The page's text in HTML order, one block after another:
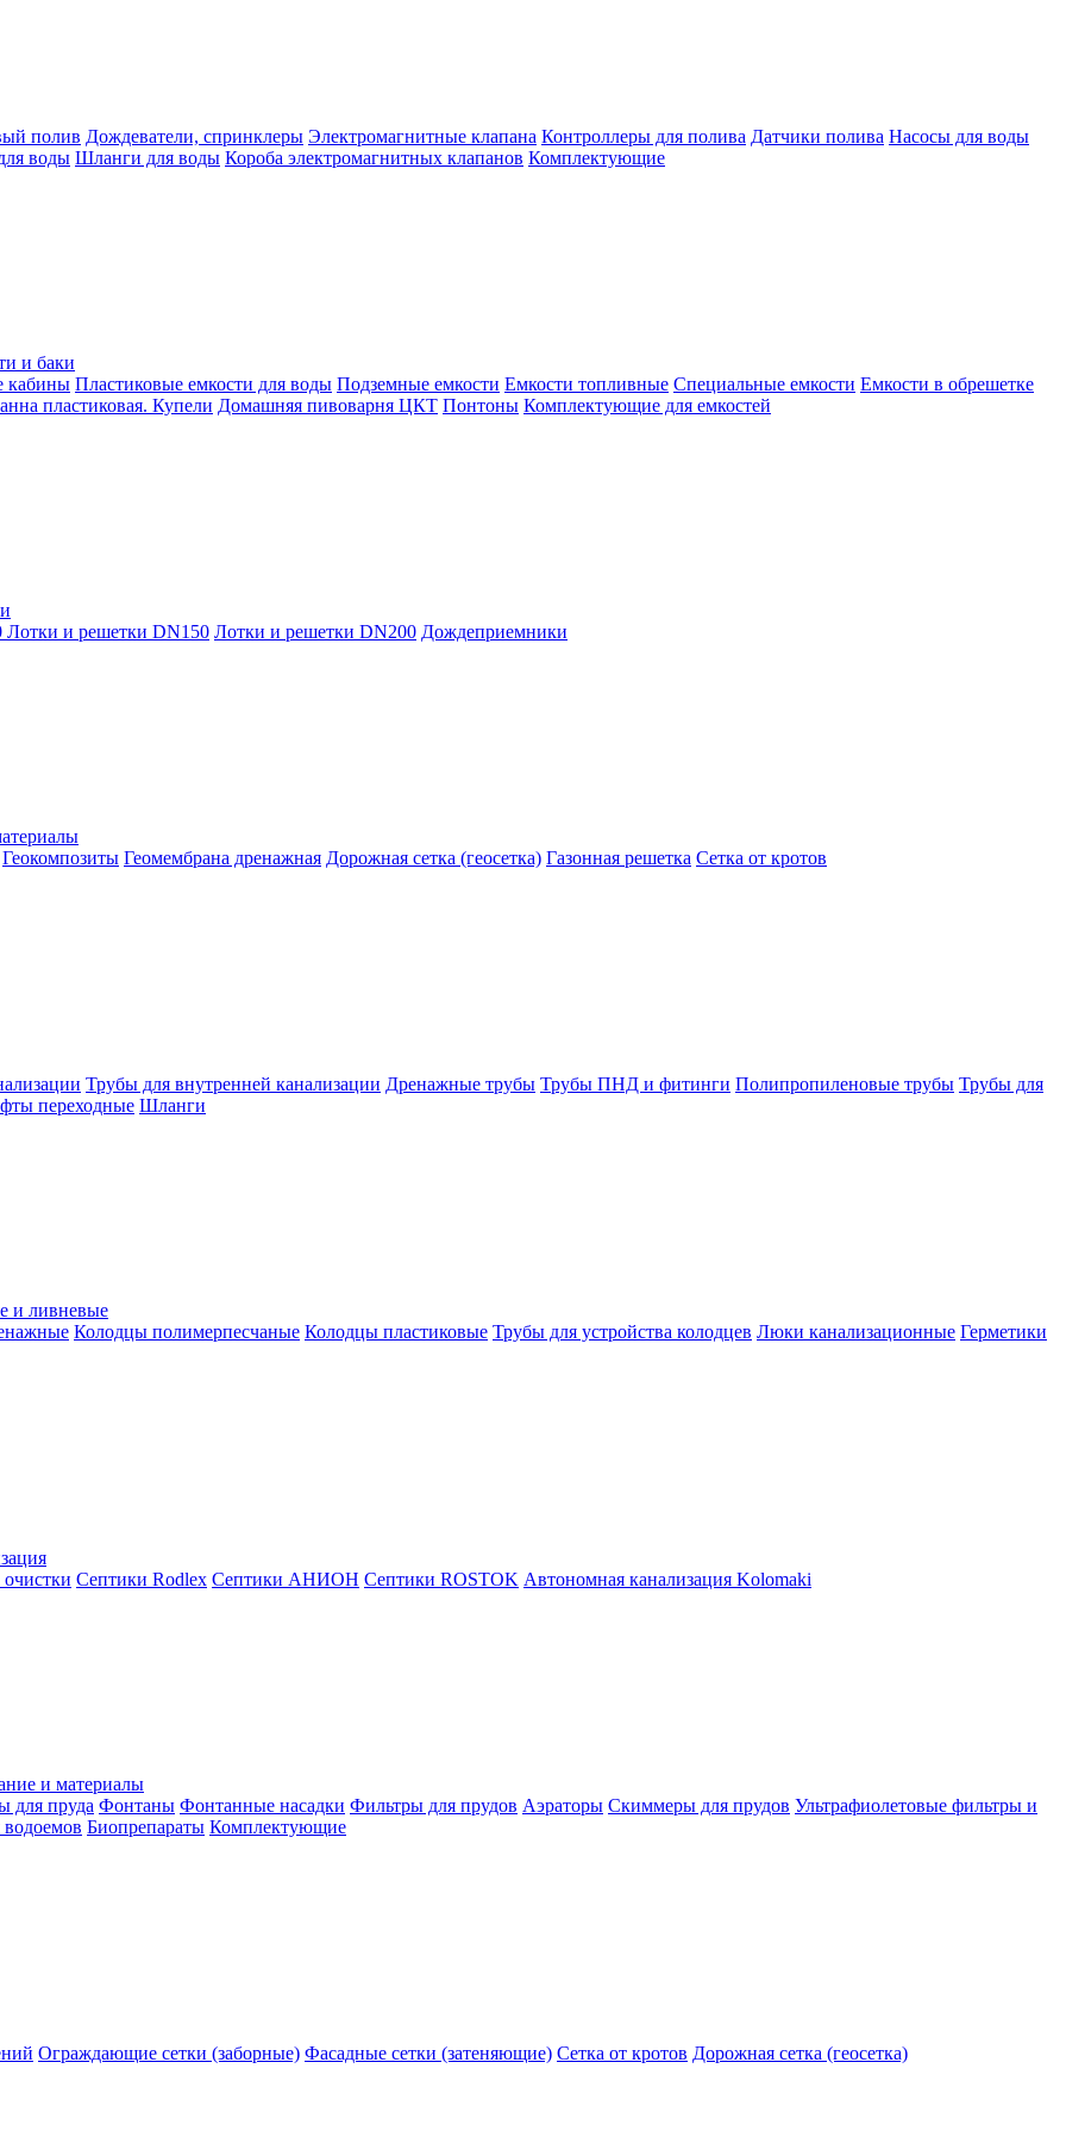
полив Дождеватели, спринклеры Электромагнитные клапана Контроллеры для полива Датчики полива Насосы для воды
воды Шланги для воды Короба электромагнитных клапанов Комплектующие
и баки
кабины Пластиковые емкости для воды Подземные емкости Емкости топливные Специальные емкости Емкости в обрешетке
пластиковая. Купели Домашняя пивоварня ЦКТ Понтоны Комплектующие для емкостей
Лотки и решетки DN150 Лотки и решетки DN200 Дождеприемники
Геокомпозиты Геомембрана дренажная Дорожная сетка (геосетка) Газонная решетка Сетка от кротов
Трубы для внутренней канализации Дренажные трубы Трубы ПНД и фитинги Полипропиленовые трубы Трубы для
переходные Шланги
и ливневые
Колодцы полимерпесчаные Колодцы пластиковые Трубы для устройства колодцев Люки канализационные Герметики
Септики Rodlex Септики АНИОН Септики ROSTOK Автономная канализация Kolomaki
и материалы
для пруда Фонтаны Фонтанные насадки Фильтры для прудов Аэраторы Скиммеры для прудов Ультрафиолетовые фильтры и
Биопрепараты Комплектующие
Ограждающие сетки (заборные) Фасадные сетки (затеняющие) Сетка от кротов Дорожная сетка (геосетка)